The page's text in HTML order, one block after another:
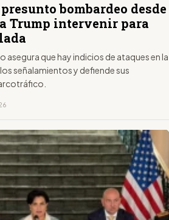
bombardeo desde
Trump intervenir para
asegura que hay indicios de ataques en la
señalamientos y defiende sus